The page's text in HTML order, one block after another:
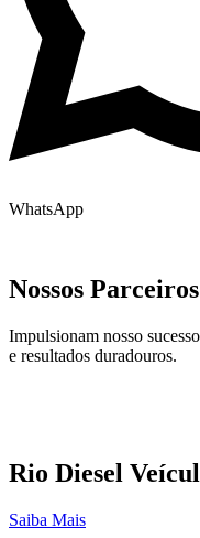
WhatsApp
Nossos Parceiros
Impulsionam nosso
e resultados duradouros.
Rio Diesel
Saiba Mais